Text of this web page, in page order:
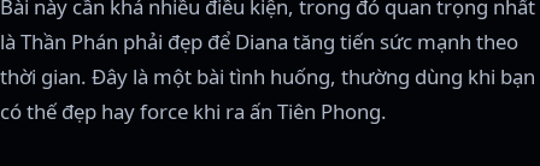
Bài này cần khá nhiều điều kiện, trong đó quan trọng nhất
là Thần Phán phải đẹp để Diana tăng tiến sức mạnh theo
thời gian. Đây là một bài tình huống, thường dùng khi bạn
có thế đẹp hay force khi ra ấn Tiên Phong.